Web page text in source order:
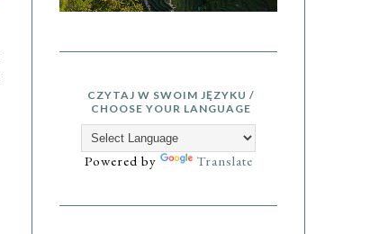
CZYTAJ W SWOIM JĘZYKU /
CHOOSE YOUR LANGUAGE
Powered by Translate